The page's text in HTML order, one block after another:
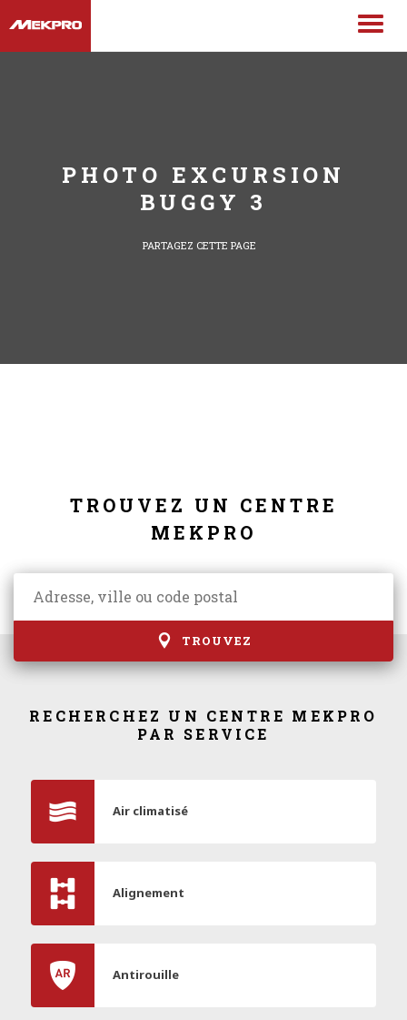
PHOTO EXCURSION
BUGGY 3
PARTAGEZ CETTE PAGE
TROUVEZ UN CENTRE
MEKPRO
TROUVEZ
RECHERCHEZ UN CENTRE MEKPRO
PAR SERVICE
Air climatisé
Alignement
Antirouille